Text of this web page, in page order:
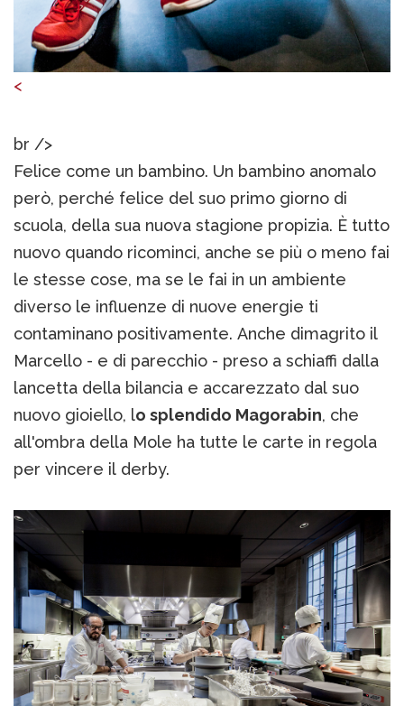
<
br />
Felice come un bambino. Un bambino anomalo
però, perché felice del suo primo giorno di
scuola, della sua nuova stagione propizia. È tutto
nuovo quando ricominci, anche se più o meno fai
le stesse cose, ma se le fai in un ambiente
diverso le influenze di nuove energie ti
contaminano positivamente. Anche dimagrito il
Marcello - e di parecchio - preso a schiaffi dalla
lancetta della bilancia e accarezzato dal suo
nuovo gioiello, lo splendido Magorabin, che
all'ombra della Mole ha tutte le carte in regola
per vincere il derby.